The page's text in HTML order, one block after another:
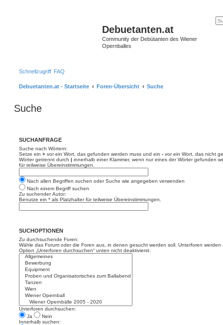
Debuetanten.at
Community der Debütanten des Wiener
Opernballes
Schnellzugriff FAQ
Debuetanten.at - Startseite Foren-Übersicht Suche
Suche
SUCHANFRAGE
Suche nach Wörtern:
Setze ein + vor ein Wort, das gefunden werden muss und ein - vor ein Wort, das nicht
Wörter getrennt durch | innerhalb einer Klammer, wenn nur eines der Wörter gefunden
für teilweise Übereinstimmungen.
Nach allen Begriffen suchen oder Suche wie angegeben verwenden
Nach einem Begriff suchen
Zu suchender Autor:
Benutze ein * als Platzhalter für teilweise Übereinstimmungen.
SUCHOPTIONEN
Zu durchsuchende Foren:
Wähle das Forum oder die Foren aus, in denen gesucht werden soll. Unterforen
Option „Unterforen durchsuchen“ unten nicht deaktivierst.
Unterforen durchsuchen:
Ja
Nein
Innerhalb suchen: